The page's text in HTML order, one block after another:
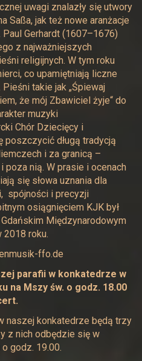
uwagi znalazły się utwory
Saßa, jak też nowe aranżacje
Paul Gerhardt (1607–1676)
z najważniejszych
religijnych. W tym roku
co upamiętniają liczne
takie jak „Śpiewaj
że mój Zbawiciel żyje“ do
muzyki
Chór Dziecięcy i
poszczycić długą tradycją
i za granicą –
poza nią. W prasie i ocenach
się słowa uznania dla
spójności i precyzji
osiągnięciem KJK był
Międzynarodowym
2018 roku.
ffo.de
parafii w konkatedrze w
na Mszy św. o godz. 18.00
naszej konkatedrze będą trzy
z nich odbędzie się w
godz. 19.00.